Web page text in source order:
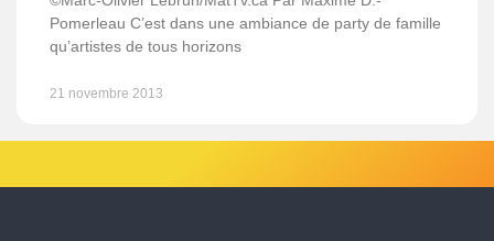
Pomerleau C’est dans une ambiance de party de famille
qu’artistes de tous horizons
21 novembre 2013